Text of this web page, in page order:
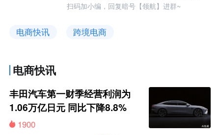
扫码加小编，回复暗号【领航】进群~
电商快讯 跨境电商
电商快讯
丰田汽车第一财季经营利润为
1.06万亿日元 同比下降8.8%
1900